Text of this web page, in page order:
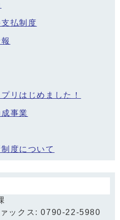
払制度
リはじめました！
事業
度について
ックス: 0790-22-5980